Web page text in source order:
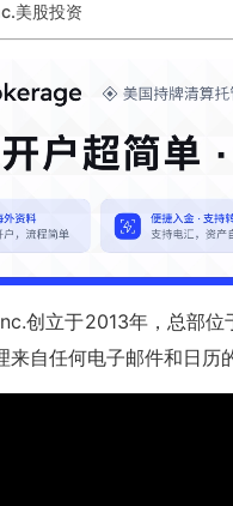
美股投资
创立于2013年，总部
来自任何电子邮件和日历